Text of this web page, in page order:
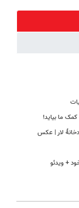
ما بیاید!
لار | عکس
+ ویدئو